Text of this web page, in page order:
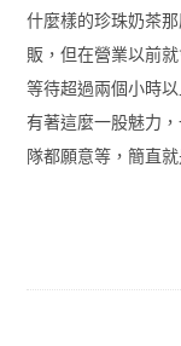
什麼樣的珍珠奶茶
販，但在營業以前
等待超過兩個小時
有著這麼一股魅力
隊都願意等，簡直